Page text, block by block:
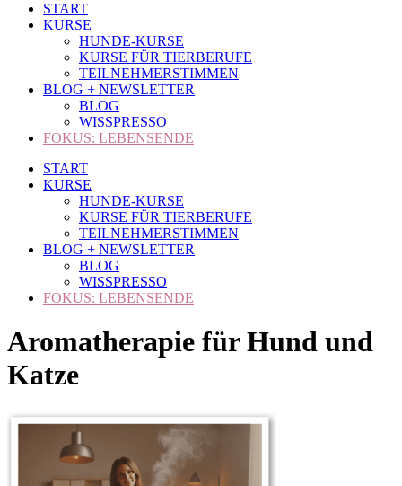
START
KURSE
HUNDE-KURSE
KURSE FÜR TIERBERUFE
TEILNEHMERSTIMMEN
BLOG + NEWSLETTER
BLOG
WISSPRESSO
FOKUS: LEBENSENDE
START
KURSE
HUNDE-KURSE
KURSE FÜR TIERBERUFE
TEILNEHMERSTIMMEN
BLOG + NEWSLETTER
BLOG
WISSPRESSO
FOKUS: LEBENSENDE
Aromatherapie für Hund und
Katze